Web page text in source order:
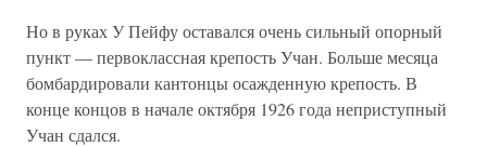
Но в руках У Пейфу оставался очень сильный опорный
пункт — первоклассная крепость Учан. Больше месяца
бомбардировали кантонцы осажденную крепость. В
конце концов в начале октября 1926 года неприступный
Учан сдался.